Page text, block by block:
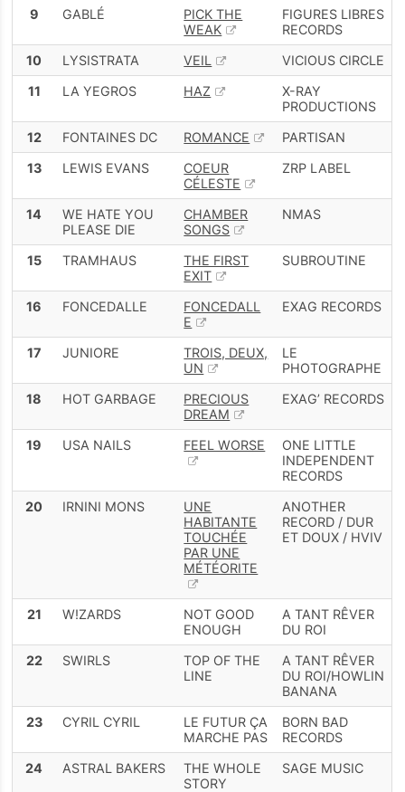
9 GABLÉ
PICK THE
WEAK
FIGURES LIBRES
RECORDS
10
LYSISTRATA VEIL
VICIOUS CIRCLE
11
LA YEGROS HAZ
X-RAY
PRODUCTIONS
12
FONTAINES DC ROMANCE
PARTISAN
13
LEWIS EVANS
COEUR
CÉLESTE
ZRP LABEL
14
WE HATE YOU
PLEASE DIE
CHAMBER
SONGS
NMAS
15 TRAMHAUS
THE FIRST
EXIT
SUBROUTINE
16 FONCEDALLE
FONCEDALL
E
EXAG RECORDS
17 JUNIORE
TROIS, DEUX,
UN
LE
PHOTOGRAPHE
18
HOT GARBAGE
PRECIOUS
DREAM
EXAG’ RECORDS
19 USA NAILS FEEL WORSE
ONE LITTLE
INDEPENDENT
RECORDS
20
IRNINI MONS
UNE
HABITANTE
TOUCHÉE
PAR UNE
MÉTÉORITE
ANOTHER
RECORD / DUR
ET DOUX / HVIV
21 W!ZARDS
NOT GOOD
ENOUGH
A TANT RÊVER
DU ROI
22
SWIRLS
TOP OF THE
LINE
A TANT RÊVER
DU ROI/HOWLIN
BANANA
23
CYRIL CYRIL
LE FUTUR ÇA
MARCHE PAS
BORN BAD
RECORDS
24
ASTRAL BAKERS
THE WHOLE
STORY
SAGE MUSIC